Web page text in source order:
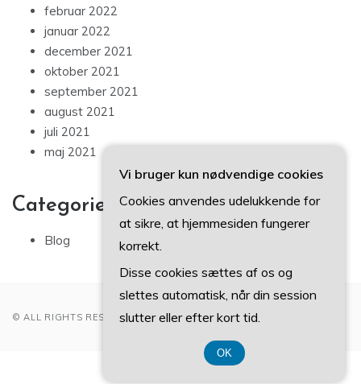
februar 2022
januar 2022
december 2021
oktober 2021
september 2021
august 2021
juli 2021
maj 2021
Categories
Blog
© ALL RIGHTS RESERVED 2022
Vi bruger kun nødvendige cookies
Cookies anvendes udelukkende for
at sikre, at hjemmesiden fungerer
korrekt.
Disse cookies sættes af os og
slettes automatisk, når din session
slutter eller efter kort tid.
OK